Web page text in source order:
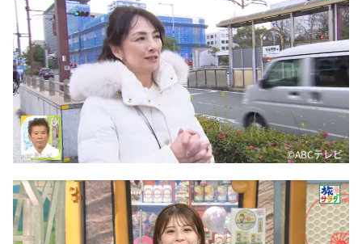
©ABCテレビ